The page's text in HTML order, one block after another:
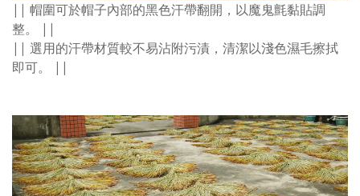
|| 帽圍可於帽子內部的黑色汗帶翻開，以魔鬼氈黏貼調
整。 ||
|| 選用的汗帶材質較不易沾附污漬，清潔以淺色濕毛擦拭
即可。 ||